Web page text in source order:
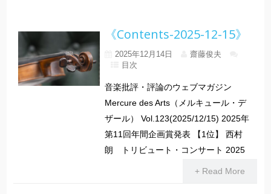
《Contents-2025-12-15》
2025年12月14日
齋藤俊夫
目次
音楽批評・評論のウェブマガジン
Mercure des Arts（メルキュール・デ
ザール） Vol.123(2025/12/15) 2025年
第11回年間企画賞発表 【1位】 西村
朗 トリビュート・コンサート 2025
+ Read More